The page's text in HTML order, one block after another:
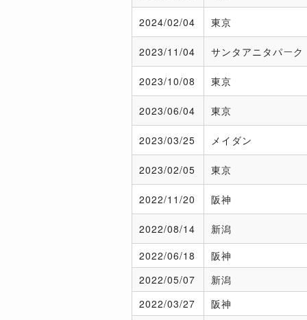
2024/02/04 東京
2023/11/04 サンタアニタパーク
2023/10/08 東京
2023/06/04 東京
2023/03/25 メイダン
2023/02/05 東京
2022/11/20 阪神
2022/08/14
新潟
2022/06/18
阪神
2022/05/07
新潟
2022/03/27 阪神